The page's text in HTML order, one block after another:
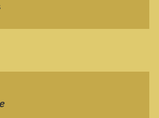
publications